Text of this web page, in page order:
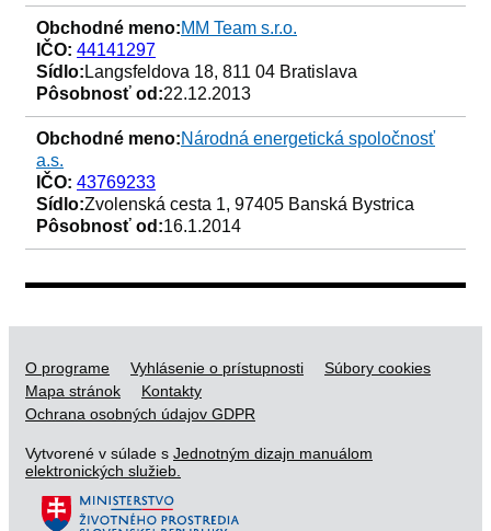
Obchodné meno:MM Team s.r.o.
IČO: 44141297
Sídlo: Langsfeldova 18, 811 04 Bratislava
Pôsobnosť od:22.12.2013
Obchodné meno:Národná energetická spoločnosť
a.s.
IČO: 43769233
Sídlo:Zvolenská cesta 1, 97405 Banská Bystrica
Pôsobnosť od:16.1.2014
O programe Vyhlásenie o prístupnosti
Súbory cookies
Mapa stránok
Kontakty
Ochrana osobných údajov GDPR
Vytvorené v súlade s Jednotným dizajn manuálom
elektronických služieb.